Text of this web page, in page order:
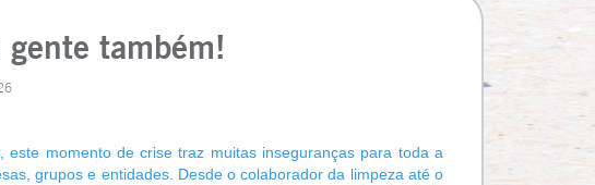
também!
momento de crise traz muitas inseguranças para toda a
grupos e entidades. Desde o colaborador da limpeza até o